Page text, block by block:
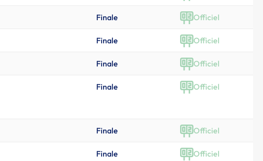
Finale Officiel
Finale Officiel
Finale Officiel
Finale Officiel
Finale Officiel
Finale Officiel